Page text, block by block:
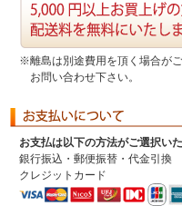
※離島は別途費用を頂く場合が
お問い合わせ下さい。
お支払は以下の方法がご選択い
銀行振込・郵便振替・代金引換
クレジットカード